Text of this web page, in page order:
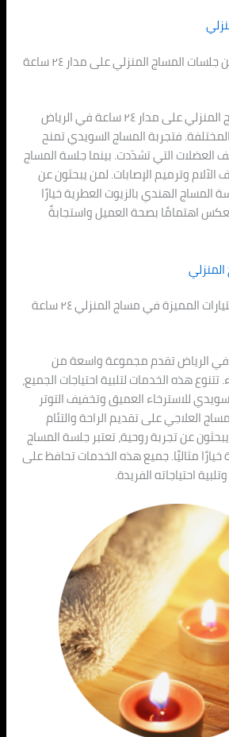
تجارب وأنواع مختلفة من جلسات المساج المنزلي على مدار ٢٤ ساعة
يأتي تنوع جلسات المساج المنزلي على مدار ٢٤ ساعة في الرياض
المختلفة. فتجربة المساج السويدي تمنح
العضلات التي تشدّدت. بينما جلسة المساج
وترميم الإصابات. لمن يبحثون عن
المساج الهندي بالزيوت العطرية خيارًا
تعكس اهتمامًا بصحة العميل واستجابةً
الخدمات الإضافية والإختيارات المميزة في مساج المنزلي ٢٤ ساعة
في الرياض تقدم مجموعة واسعة من
تتنوع هذه الخدمات لتلبية احتياجات الجميع،
للاسترخاء العميق وتخفيف التوتر
العلاجي على تقديم الراحة والتئام
يبحثون عن تجربة روحية، تعتبر جلسة المساج
خيارًا مثاليًا. جميع هذه الخدمات تحافظ على
احتياجاته الفريدة.